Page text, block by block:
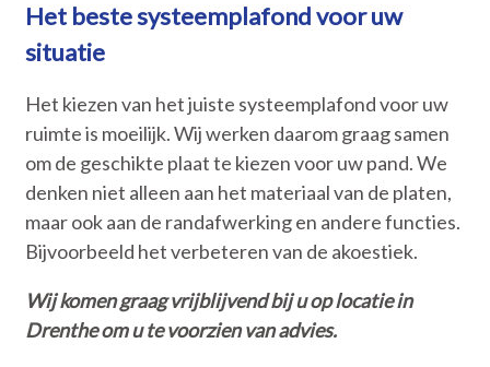
Het beste systeemplafond voor uw
situatie
Het kiezen van het juiste systeemplafond voor uw
ruimte is moeilijk. Wij werken daarom graag samen
om de geschikte plaat te kiezen voor uw pand. We
denken niet alleen aan het materiaal van de platen,
maar ook aan de randafwerking en andere functies.
Bijvoorbeeld het verbeteren van de akoestiek.
Wij komen graag vrijblijvend bij u op locatie in
Drenthe om u te voorzien van advies.